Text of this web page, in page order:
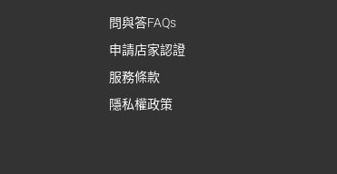
問與答FAQs
申請店家認證
服務條款
隱私權政策